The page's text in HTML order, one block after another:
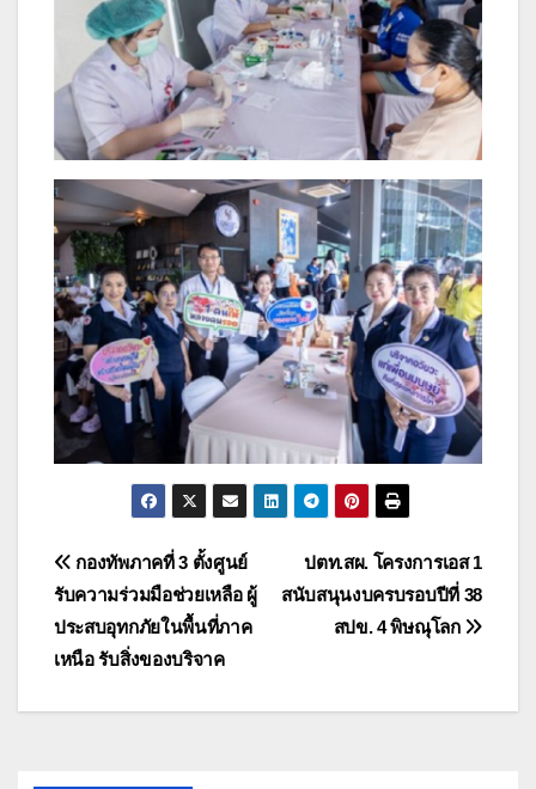
แนะแนว
เรื่อง
ปตท.สผ. โครงการเอส 1
สนับสนุนงบครบรอบปีที่ 38
สปข. 4 พิษณุโลก
กองทัพภาคที่ 3 ตั้งศูนย์
รับความร่วมมือช่วยเหลือ ผู้
ประสบอุทกภัยในพื้นที่ภาค
เหนือ รับสิ่งของบริจาค